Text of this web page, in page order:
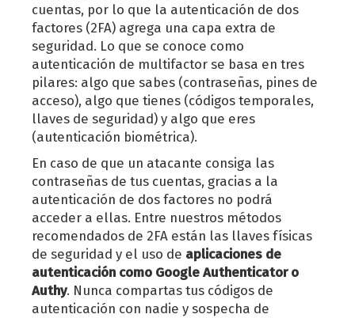
cuentas, por lo que la autenticación de dos
factores (2FA) agrega una capa extra de
seguridad. Lo que se conoce como
autenticación de multifactor se basa en tres
pilares: algo que sabes (contraseñas, pines de
acceso), algo que tienes (códigos temporales,
llaves de seguridad) y algo que eres
(autenticación biométrica).
En caso de que un atacante consiga las
contraseñas de tus cuentas, gracias a la
autenticación de dos factores no podrá
acceder a ellas. Entre nuestros métodos
recomendados de 2FA están las llaves físicas
de seguridad y el uso de aplicaciones de
autenticación como Google Authenticator o
Authy. Nunca compartas tus códigos de
autenticación con nadie y sospecha de